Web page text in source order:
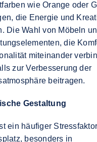
wie Orange oder
die Energie und
Die Wahl von Möbeln
die
miteinander
zur Verbesserung der
beitragen.
Gestaltung
ein häufiger
besonders in